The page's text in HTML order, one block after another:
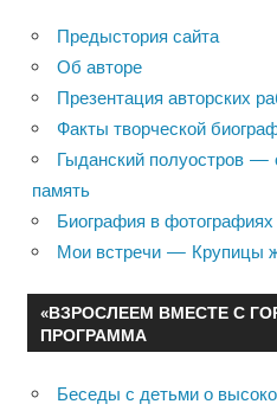
Предыстория сайта
Об авторе
Презентация авторских
Факты творческой
Гыданский полуостров —
память
Биография в фотографиях
Мои встречи — Крупицы
«ВЗРОСЛЕЕМ ВМЕСТЕ С
ПРОГРАММА
Беседы с детьми о